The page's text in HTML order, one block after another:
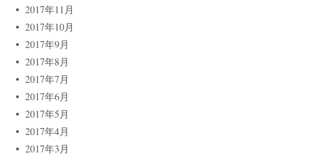
2017年11月
2017年10月
2017年9月
2017年8月
2017年7月
2017年6月
2017年5月
2017年4月
2017年3月